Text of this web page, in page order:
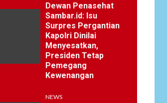
Dewan Penasehat
Sambar.id: Isu
Surpres Pergantian
Kapolri Dinilai
Menyesatkan,
Presiden Tetap
Pemegang
Kewenangan
NEWS